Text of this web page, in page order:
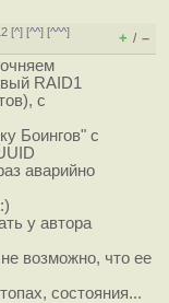
[^] [^^] [^^^]
+ / –
RAID1
с
Боингов" с
аварийно
у автора
возможно, что ее
состояния...